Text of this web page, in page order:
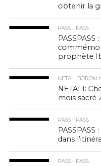
obtenir la
PASS - PASS
PASSPASS
prophète
NETALI BOROM
NETALI:
mois sacré
PASS - PASS
PASSPASS
dans
PASS - PASS